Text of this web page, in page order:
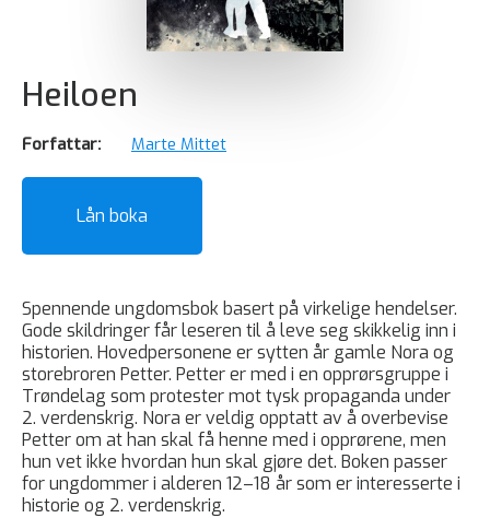
Heiloen
Forfattar: Marte Mittet
Lån boka
Spennende ungdomsbok basert på virkelige hendelser.
Gode skildringer får leseren til å leve seg skikkelig inn i
historien. Hovedpersonene er sytten år gamle Nora og
storebroren Petter. Petter er med i en opprørsgruppe i
Trøndelag som protester mot tysk propaganda under
2. verdenskrig. Nora er veldig opptatt av å overbevise
Petter om at han skal få henne med i opprørene, men
hun vet ikke hvordan hun skal gjøre det. Boken passer
for ungdommer i alderen 12–18 år som er interesserte i
historie og 2. verdenskrig.